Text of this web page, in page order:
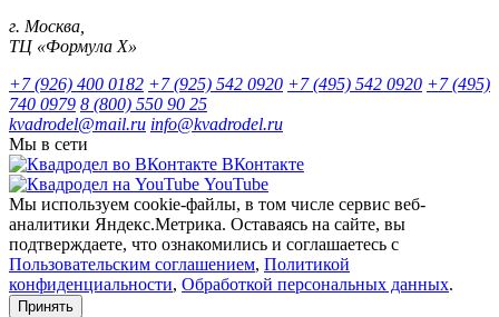
г. Москва,
ТЦ «Формула Х»
+7 (926) 400 0182 +7 (925) 542 0920 +7 (495) 542 0920 +7 (495)
740 0979 8 (800) 550 90 25
kvadrodel@mail.ru info@kvadrodel.ru
Мы в сети
ВКонтакте
YouTube
Мы используем cookie-файлы, в том числе сервис веб-
аналитики Яндекс.Метрика. Оставаясь на сайте, вы
подтверждаете, что ознакомились и соглашаетесь с
Пользовательским соглашением, Политикой
конфиденциальности, Обработкой персональных данных.
Принять